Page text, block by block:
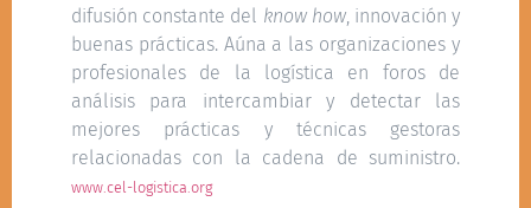
difusión constante del know how, innovación y
buenas prácticas. Aúna a las organizaciones y
profesionales de la logística en foros de
análisis para intercambiar y detectar las
mejores prácticas y técnicas gestoras
relacionadas con la cadena de suministro.
www.cel-logistica.org